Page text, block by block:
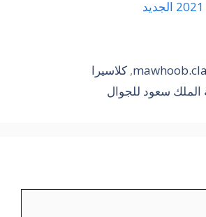
,كلاسيرا
سعود للجوال